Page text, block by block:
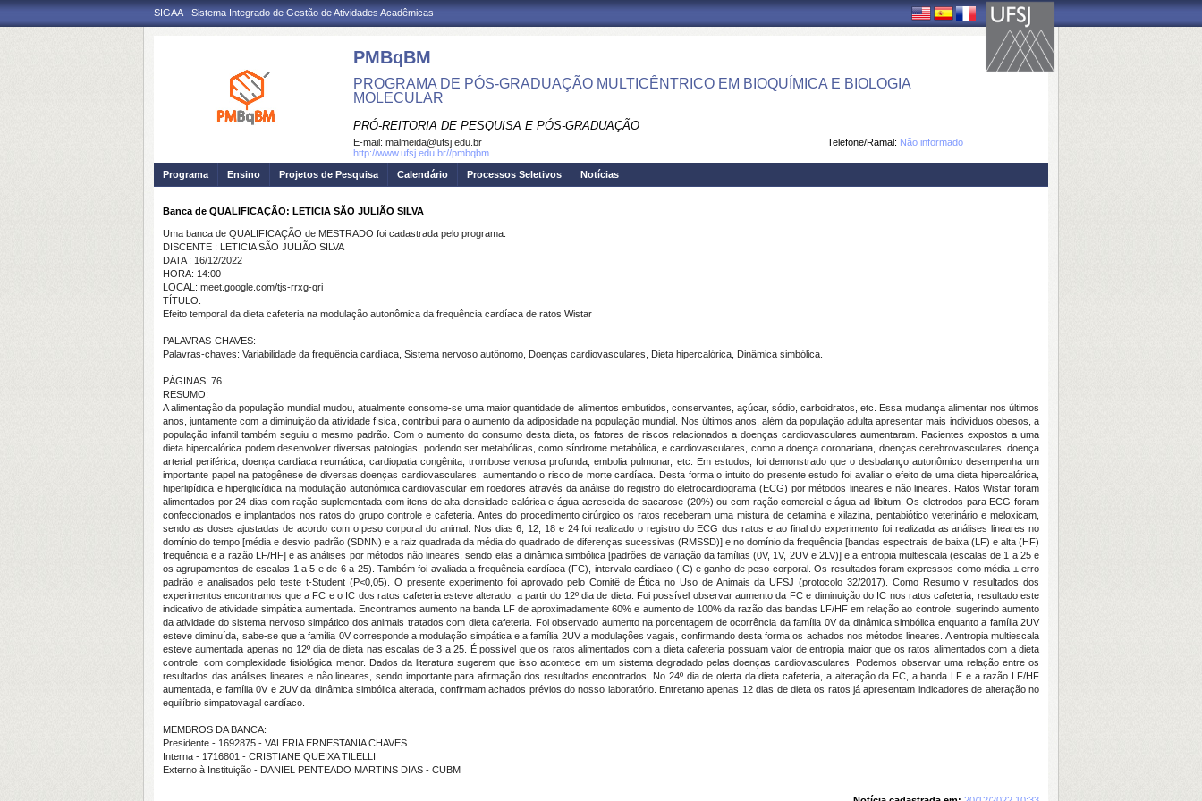
SIGAA - Sistema Integrado de Gestão de Atividades Acadêmicas
PMBqBM
PROGRAMA DE PÓS-GRADUAÇÃO MULTICÊNTRICO EM BIOQUÍMICA E BIOLOGIA
MOLECULAR
PRÓ-REITORIA DE PESQUISA E PÓS-GRADUAÇÃO
Telefone/Ramal: Não informado
E-mail: malmeida@ufsj.edu.br
http://www.ufsj.edu.br//pmbqbm
Programa
Ensino Projetos de Pesquisa Calendário Processos Seletivos Notícias
Banca de QUALIFICAÇÃO: LETICIA SÃO JULIÃO SILVA
Uma banca de QUALIFICAÇÃO de MESTRADO foi cadastrada pelo programa.
DISCENTE : LETICIA SÃO JULIÃO SILVA
DATA : 16/12/2022
HORA: 14:00
LOCAL: meet.google.com/tjs-rrxg-qri
TÍTULO:
Efeito temporal da dieta cafeteria na modulação autonômica da frequência cardíaca de ratos Wistar
PALAVRAS-CHAVES:
Palavras-chaves: Variabilidade da frequência cardíaca, Sistema nervoso autônomo, Doenças cardiovasculares, Dieta hipercalórica, Dinâmica simbólica.
PÁGINAS: 76
RESUMO:
A alimentação da população mundial mudou, atualmente consome-se uma maior quantidade de alimentos embutidos, conservantes, açúcar, sódio, carboidratos, etc. Essa mudança alimentar nos últimos
anos, juntamente com a diminuição da atividade física, contribui para o aumento da adiposidade na população mundial. Nos últimos anos, além da população adulta apresentar mais indivíduos obesos, a
população infantil também seguiu o mesmo padrão. Com o aumento do consumo desta dieta, os fatores de riscos relacionados a doenças cardiovasculares aumentaram. Pacientes expostos a uma
dieta hipercalórica podem desenvolver diversas patologias, podendo ser metabólicas, como síndrome metabólica, e cardiovasculares, como a doença coronariana, doenças cerebrovasculares, doença
arterial periférica, doença cardíaca reumática, cardiopatia congênita, trombose venosa profunda, embolia pulmonar, etc. Em estudos, foi demonstrado que o desbalanço autonômico desempenha um
importante papel na patogênese de diversas doenças cardiovasculares, aumentando o risco de morte cardíaca. Desta forma o intuito do presente estudo foi avaliar o efeito de uma dieta hipercalórica,
hiperlipídica e hiperglicídica na modulação autonômica cardiovascular em roedores através da análise do registro do eletrocardiograma (ECG) por métodos lineares e não lineares. Ratos Wistar foram
alimentados por 24 dias com ração suplementada com itens de alta densidade calórica e água acrescida de sacarose (20%) ou com ração comercial e água ad libitum. Os eletrodos para ECG foram
confeccionados e implantados nos ratos do grupo controle e cafeteria. Antes do procedimento cirúrgico os ratos receberam uma mistura de cetamina e xilazina, pentabiótico veterinário e meloxicam,
sendo as doses ajustadas de acordo com o peso corporal do animal. Nos dias 6, 12, 18 e 24 foi realizado o registro do ECG dos ratos e ao final do experimento foi realizada as análises lineares no
domínio do tempo [média e desvio padrão (SDNN) e a raiz quadrada da média do quadrado de diferenças sucessivas (RMSSD)] e no domínio da frequência [bandas espectrais de baixa (LF) e alta (HF)
frequência e a razão LF/HF] e as análises por métodos não lineares, sendo elas a dinâmica simbólica [padrões de variação da famílias (0V, 1V, 2UV e 2LV)] e a entropia multiescala (escalas de 1 a 25 e
os agrupamentos de escalas 1 a 5 e de 6 a 25). Também foi avaliada a frequência cardíaca (FC), intervalo cardíaco (IC) e ganho de peso corporal. Os resultados foram expressos como média ± erro
padrão e analisados pelo teste t-Student (P<0,05). O presente experimento foi aprovado pelo Comitê de Ética no Uso de Animais da UFSJ (protocolo 32/2017). Como Resumo v resultados dos
experimentos encontramos que a FC e o IC dos ratos cafeteria esteve alterado, a partir do 12º dia de dieta. Foi possível observar aumento da FC e diminuição do IC nos ratos cafeteria, resultado este
indicativo de atividade simpática aumentada. Encontramos aumento na banda LF de aproximadamente 60% e aumento de 100% da razão das bandas LF/HF em relação ao controle, sugerindo aumento
da atividade do sistema nervoso simpático dos animais tratados com dieta cafeteria. Foi observado aumento na porcentagem de ocorrência da família 0V da dinâmica simbólica enquanto a família 2UV
esteve diminuída, sabe-se que a família 0V corresponde a modulação simpática e a família 2UV a modulações vagais, confirmando desta forma os achados nos métodos lineares. A entropia multiescala
esteve aumentada apenas no 12º dia de dieta nas escalas de 3 a 25. É possível que os ratos alimentados com a dieta cafeteria possuam valor de entropia maior que os ratos alimentados com a dieta
controle, com complexidade fisiológica menor. Dados da literatura sugerem que isso acontece em um sistema degradado pelas doenças cardiovasculares. Podemos observar uma relação entre os
resultados das análises lineares e não lineares, sendo importante para afirmação dos resultados encontrados. No 24º dia de oferta da dieta cafeteria, a alteração da FC, a banda LF e a razão LF/HF
aumentada, e família 0V e 2UV da dinâmica simbólica alterada, confirmam achados prévios do nosso laboratório. Entretanto apenas 12 dias de dieta os ratos já apresentam indicadores de alteração no
equilíbrio simpatovagal cardíaco.
MEMBROS DA BANCA:
Presidente - 1692875 - VALERIA ERNESTANIA CHAVES
Interna - 1716801 - CRISTIANE QUEIXA TILELLI
Externo à Instituição - DANIEL PENTEADO MARTINS DIAS - CUBM